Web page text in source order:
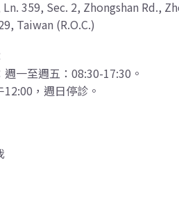
Ln. 359, Sec. 2, Zhongshan Rd.,
Taiwan (R.O.C.)
一至週五：08:30-17:30。
，週日停診。